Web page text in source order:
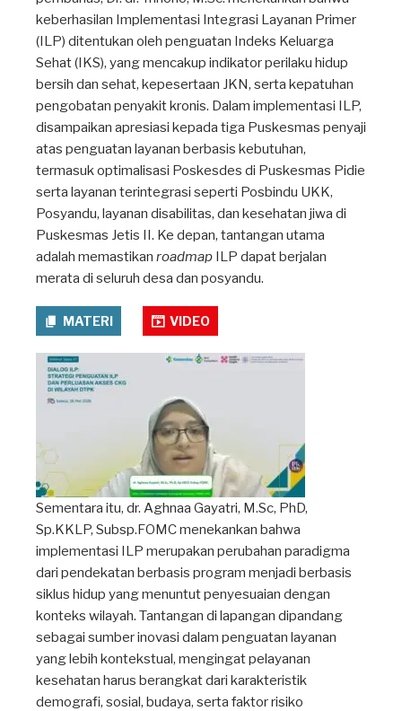
keberhasilan Implementasi Integrasi Layanan Primer
(ILP) ditentukan oleh penguatan Indeks Keluarga
Sehat (IKS), yang mencakup indikator perilaku hidup
bersih dan sehat, kepesertaan JKN, serta kepatuhan
pengobatan penyakit kronis. Dalam implementasi ILP,
disampaikan apresiasi kepada tiga Puskesmas penyaji
atas penguatan layanan berbasis kebutuhan,
termasuk optimalisasi Poskesdes di Puskesmas Pidie
serta layanan terintegrasi seperti Posbindu UKK,
Posyandu, layanan disabilitas, dan kesehatan jiwa di
Puskesmas Jetis II. Ke depan, tantangan utama
adalah memastikan roadmap ILP dapat berjalan
merata di seluruh desa dan posyandu.
MATERI VIDEO
Sementara itu, dr. Aghnaa Gayatri, M.Sc, PhD,
Sp.KKLP, Subsp.FOMC menekankan bahwa
implementasi ILP merupakan perubahan paradigma
dari pendekatan berbasis program menjadi berbasis
siklus hidup yang menuntut penyesuaian dengan
konteks wilayah. Tantangan di lapangan dipandang
sebagai sumber inovasi dalam penguatan layanan
yang lebih kontekstual, mengingat pelayanan
kesehatan harus berangkat dari karakteristik
demografi, sosial, budaya, serta faktor risiko